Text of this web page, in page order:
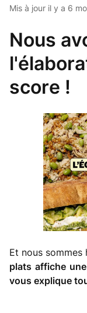
Mis à jour il y a 6
Nous
score !
Et nous
plats affiche
vous explique